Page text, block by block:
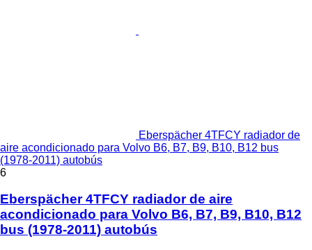
Eberspächer 4TFCY radiador de
aire acondicionado para Volvo B6, B7, B9, B10, B12 bus
(1978-2011) autobús
6
Eberspächer 4TFCY radiador de aire
acondicionado para Volvo B6, B7, B9, B10, B12
bus (1978-2011) autobús